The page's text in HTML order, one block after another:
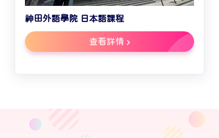
神田外語學院 日本語課程
查看詳情